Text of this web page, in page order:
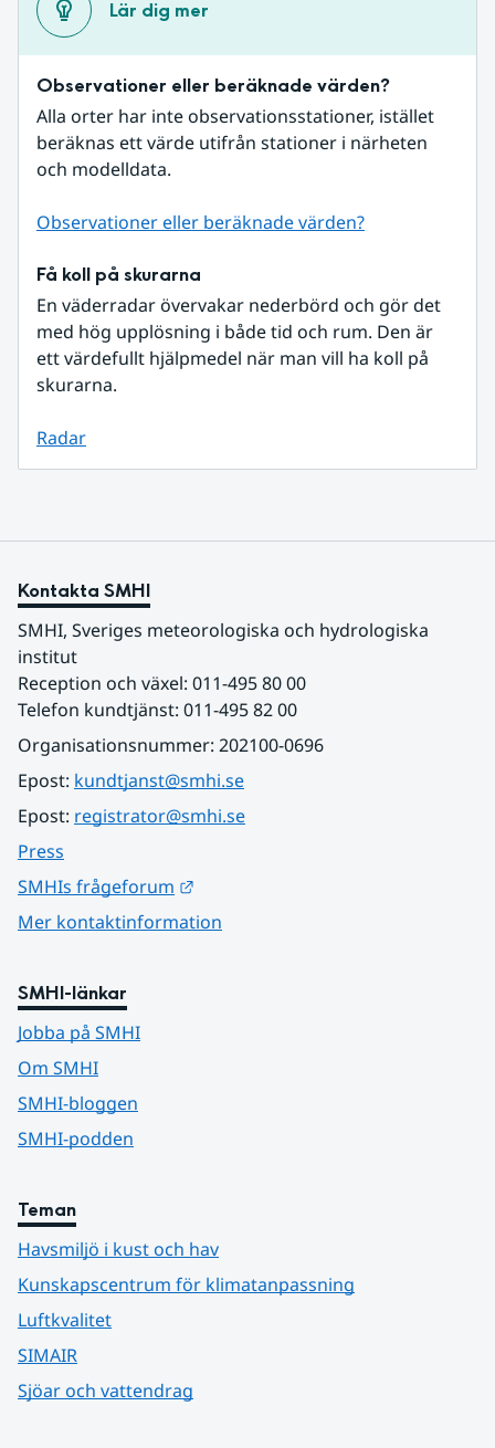
Lär dig mer
Observationer eller beräknade värden?
Alla orter har inte observationsstationer, istället
beräknas ett värde utifrån stationer i närheten
och modelldata.
Observationer eller beräknade värden?
Få koll på skurarna
En väderradar övervakar nederbörd och gör det
med hög upplösning i både tid och rum. Den är
ett värdefullt hjälpmedel när man vill ha koll på
skurarna.
Radar
Kontakta SMHI
SMHI, Sveriges meteorologiska och hydrologiska
institut
Reception och växel: 011-495 80 00
Telefon kundtjänst: 011-495 82 00
Organisationsnummer: 202100-0696
Epost: kundtjanst@smhi.se
Epost: registrator@smhi.se
Press
SMHIs frågeforum
Mer kontaktinformation
SMHI-länkar
Jobba på SMHI
Om SMHI
SMHI-bloggen
SMHI-podden
Teman
Havsmiljö i kust och hav
Kunskapscentrum för klimatanpassning
Luftkvalitet
SIMAIR
Sjöar och vattendrag